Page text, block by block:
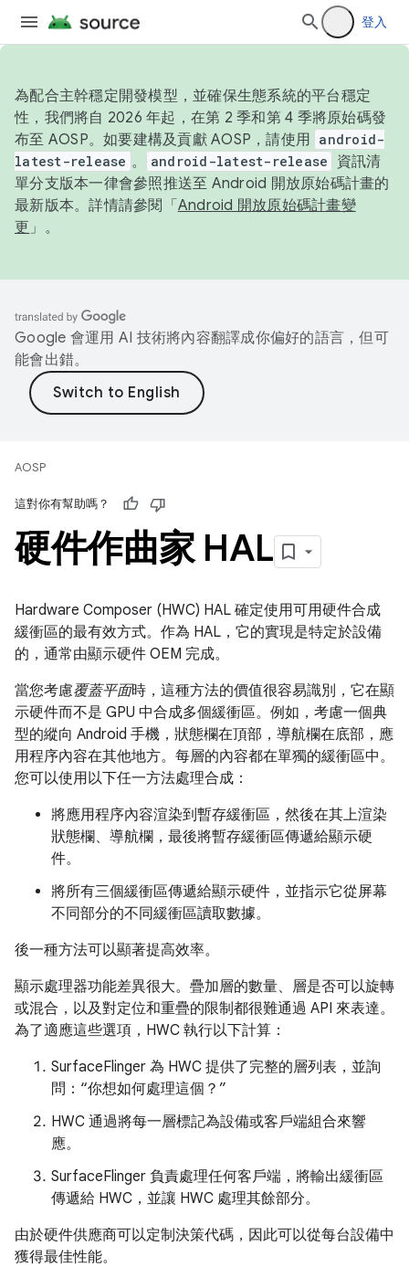
登入
為配合主幹穩定開發模型，並確保生態系統的平台穩定
性，我們將自 2026 年起，在第 2 季和第 4 季將原始碼發
布至 AOSP。如要建構及貢獻 AOSP，請使用 android-
latest-release 。 android-latest-release
資訊清
單分支版本一律會參照推送至 Android 開放原始碼計畫的
最新版本。詳情請參閱「 Android 開放原始碼計畫變
更 」。
Google 會運用 AI 技術將內容翻譯成你偏好的語言，但可
能會出錯。
AOSP
這對你有幫助嗎？
硬件作曲家 HAL
Hardware Composer (HWC) HAL 確定使用可用硬件合成
緩衝區的最有效方式。作為 HAL，它的實現是特定於設備
的，通常由顯示硬件 OEM 完成。
當您考慮覆蓋平面時，這種方法的價值很容易識別，它在顯
示硬件而不是 GPU 中合成多個緩衝區。例如，考慮一個典
型的縱向 Android 手機，狀態欄在頂部，導航欄在底部，應
用程序內容在其他地方。每層的內容都在單獨的緩衝區中。
您可以使用以下任一方法處理合成：
將應用程序內容渲染到暫存緩衝區，然後在其上渲染
狀態欄、導航欄，最後將暫存緩衝區傳遞給顯示硬
件。
將所有三個緩衝區傳遞給顯示硬件，並指示它從屏幕
不同部分的不同緩衝區讀取數據。
後一種方法可以顯著提高效率。
顯示處理器功能差異很大。疊加層的數量、層是否可以旋轉
或混合，以及對定位和重疊的限制都很難通過 API 來表達。
為了適應這些選項，HWC 執行以下計算：
SurfaceFlinger 為 HWC 提供了完整的層列表，並詢
問：“你想如何處理這個？”
HWC 通過將每一層標記為設備或客戶端組合來響
應。
SurfaceFlinger 負責處理任何客戶端，將輸出緩衝區
傳遞給 HWC，並讓 HWC 處理其餘部分。
由於硬件供應商可以定制決策代碼，因此可以從每台設備中
獲得最佳性能。